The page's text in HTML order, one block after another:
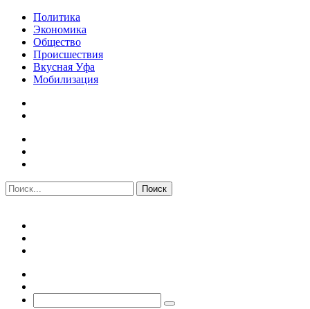
Политика
Экономика
Общество
Происшествия
Вкусная Уфа
Мобилизация